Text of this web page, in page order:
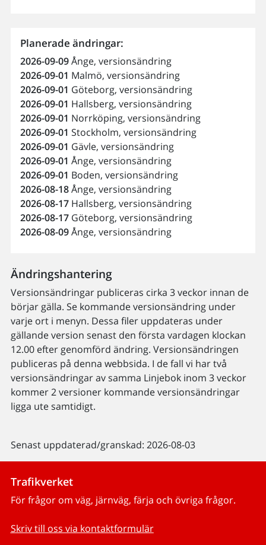
Planerade ändringar:
2026-09-09Ånge, versionsändring
2026-09-01 Malmö, versionsändring
2026-09-01 Göteborg, versionsändring
2026-09-01 Hallsberg, versionsändring
2026-09-01 Norrköping, versionsändring
2026-09-01 Stockholm, versionsändring
2026-09-01 Gävle, versionsändring
2026-09-01 Ånge, versionsändring
2026-09-01 Boden, versionsändring
2026-08-18Ånge, versionsändring
2026-08-17Hallsberg, versionsändring
2026-08-17Göteborg, versionsändring
2026-08-09Ånge, versionsändring
Ändringshantering
Versionsändringar publiceras cirka 3 veckor innan de
börjar gälla. Se kommande versionsändring under
varje ort i menyn. Dessa filer uppdateras under
gällande version senast den första vardagen klockan
12.00 efter genomförd ändring. Versionsändringen
publiceras på denna webbsida. I de fall vi har två
versionsändringar av samma Linjebok inom 3 veckor
kommer 2 versioner kommande versionsändringar
ligga ute samtidigt.
Senast uppdaterad/granskad: 2026-08-03
Trafikverket
För frågor om väg, järnväg, färja och övriga frågor.
Skriv till oss via kontaktformulär